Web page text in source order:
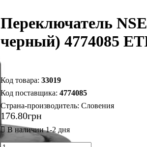
Переключатель
черный) 4774085
33019
4774085
Страна-производитель:Словения
176.80грн